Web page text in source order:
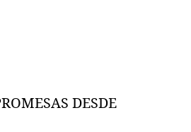
DESDE